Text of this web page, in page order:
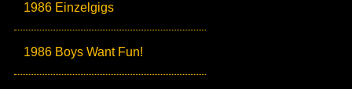
1986 Einzelgigs
1986 Boys Want Fun!